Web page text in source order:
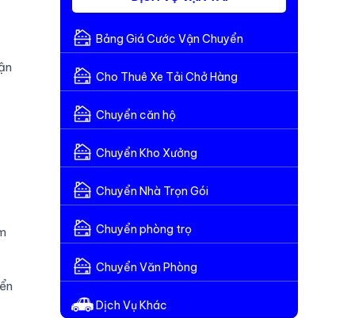
Bảng Giá Cước Vận Chuyển
Cho Thuê Xe Tải Chở Hàng
Chuyển căn hộ
Chuyển Kho Xưởng
Chuyển Nhà Trọn Gói
Chuyển phòng trọ
Chuyển Văn Phòng
Dịch Vụ Khác